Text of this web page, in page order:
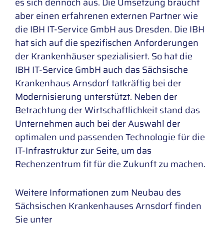
aber einen erfahrenen externen Partner wie
die IBH IT-Service GmbH aus Dresden. Die IBH
hat sich auf die spezifischen Anforderungen
der Krankenhäuser spezialisiert. So hat die
IBH IT-Service GmbH auch das Sächsische
Krankenhaus Arnsdorf tatkräftig bei der
Modernisierung unterstützt. Neben der
Betrachtung der Wirtschaftlichkeit stand das
Unternehmen auch bei der Auswahl der
optimalen und passenden Technologie für die
IT-Infrastruktur zur Seite, um das
Rechenzentrum fit für die Zukunft zu machen.
Weitere Informationen zum Neubau des
Sächsischen Krankenhauses Arnsdorf finden
Sie unter